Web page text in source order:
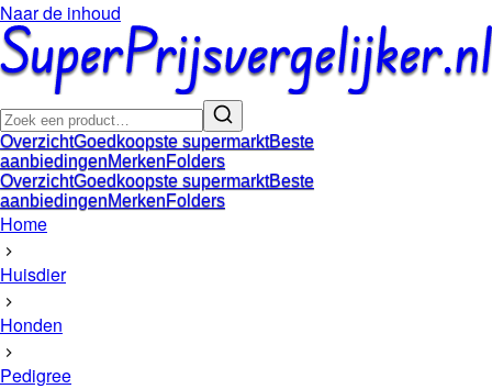
Naar de inhoud
OverzichtGoedkoopste supermarktBeste
aanbiedingenMerkenFolders
OverzichtGoedkoopste supermarktBeste
aanbiedingenMerkenFolders
Home
Huisdier
Honden
Pedigree